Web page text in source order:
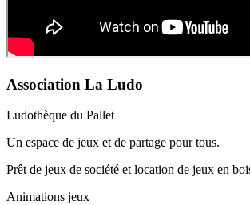
Association La Ludo
Ludothèque du Pallet
Un espace de jeux et de partage pour tous.
Prêt de jeux de société et location de jeux en
Animations jeux